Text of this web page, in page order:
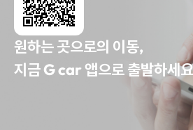
원하는 곳으로의 이동,
지금 G car 앱으로 출발하세